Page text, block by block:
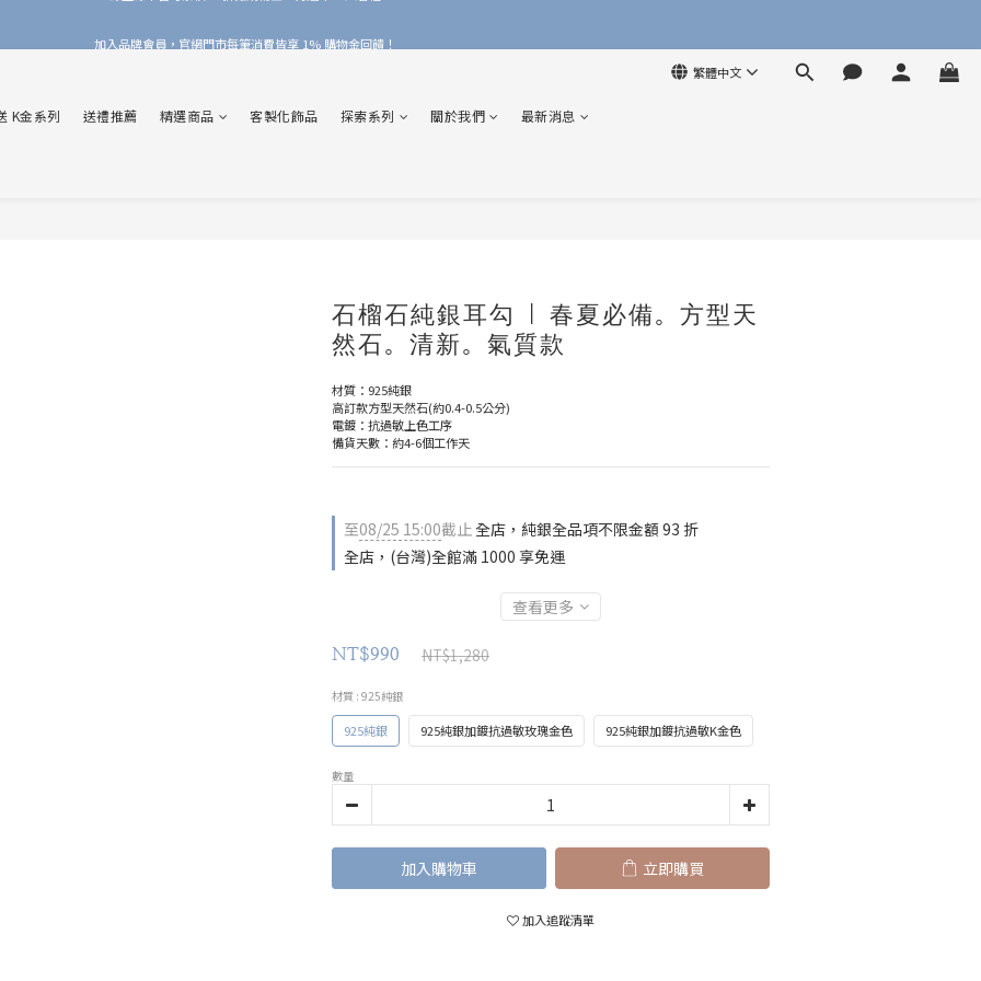
加入品牌會員，官網門市每筆消費皆享 1% 購物金回饋！
繁體中文
K金系列 送禮推薦 精選商品 客製化飾品 探索系列 關於我們 最新消息
石榴石純銀耳勾 | 春夏必備。方型天
然石。清新。氣質款
材質：925純銀
高訂款方型天然石(約0.4-0.5公分)
電鍍：抗過敏上色工序
備貨天數：約4-6個工作天
至08/25 15:00截止全店，純銀全品項不限金額 93 折
全店，(台灣)全館滿 1000 享免運
查看更多
NT$990 NT$1,280
材質 : 925純銀
925純銀 925純銀加鍍抗過敏玫瑰金色 925純銀加鍍抗過敏K金色
數量
加入購物車 立即購買
加入追蹤清單